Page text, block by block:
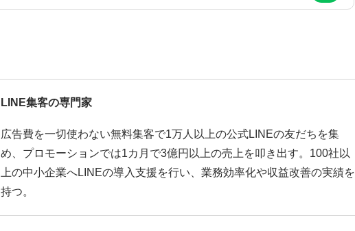
LINE集客の専門家
広告費を一切使わない無料集客で1万人以上の公式LINEの友だちを集
め、プロモーションでは1カ月で3億円以上の売上を叩き出す。100社以
上の中小企業へLINEの導入支援を行い、業務効率化や収益改善の実績を
持つ。